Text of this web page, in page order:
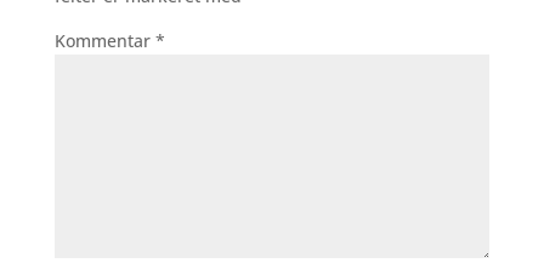
Kommentar *